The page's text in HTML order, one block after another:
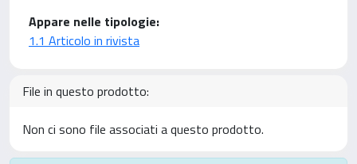
Appare nelle tipologie:
1.1 Articolo in rivista
File in questo prodotto:
Non ci sono file associati a questo prodotto.